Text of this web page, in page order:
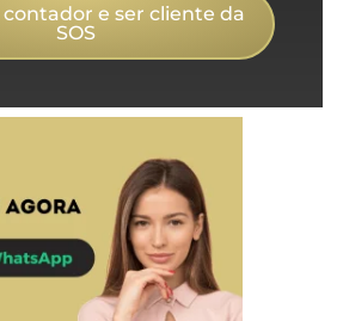
e ser cliente da
SOS